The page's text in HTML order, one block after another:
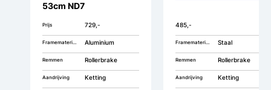
53cm ND7
Prijs 729,-
Aluminium
Remmen Rollerbrake
Aandrijving Ketting
485,-
Staal
Remmen Rollerbrake
Aandrijving Ketting